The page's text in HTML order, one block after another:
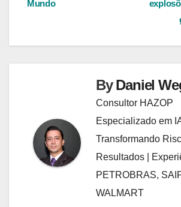
Mundo
ByDaniel
Consultor HAZOP
Especializado em
Transformando
Resultados |
PETROBRAS,
WALMART